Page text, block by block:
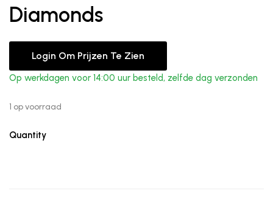
Diamonds
Login Om Prijzen Te Zien
Op werkdagen voor 14:00 uur besteld, zelfde dag verzonden
1 op voorraad
Quantity